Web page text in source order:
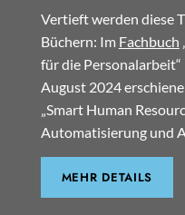
Vertieft werden diese
Büchern: Im Fachbuch
für die
August 2024
„Smart Human
Automatisierung und
MEHR DETAILS